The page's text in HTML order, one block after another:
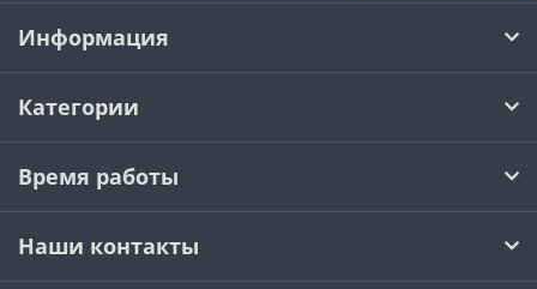
Информация
Категории
Время работы
Наши контакты